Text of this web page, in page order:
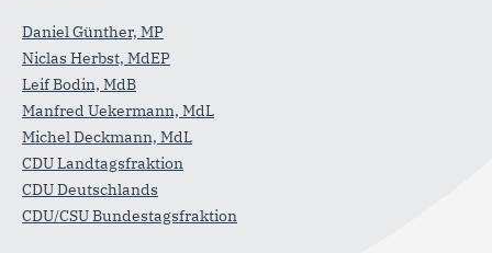
Daniel Günther, MP
Niclas Herbst, MdEP
Leif Bodin, MdB
Manfred Uekermann, MdL
Michel Deckmann, MdL
CDU Landtagsfraktion
CDU Deutschlands
CDU/CSU Bundestagsfraktion